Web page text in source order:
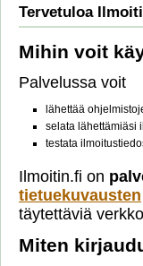
Tervetuloa
Mihin voit
Palvelussa voit
lähettää
selata lähettämiäsi
testata
Ilmoitin.fi on
tietuekuvausten
täytettäviä
Miten